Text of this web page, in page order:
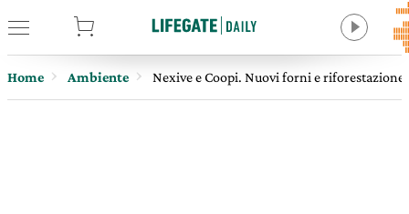
Home Ambiente Nexive e Coopi. Nuovi forni e